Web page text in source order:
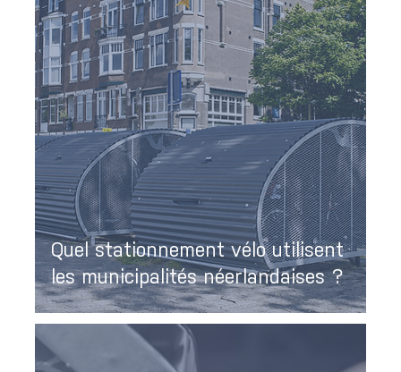
Quel stationnement vélo utilisent
les municipalités néerlandaises ?